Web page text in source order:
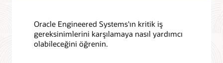
Oracle Engineered Systems'ın kritik iş
gereksinimlerini karşılamaya nasıl yardımcı
olabileceğini öğrenin.